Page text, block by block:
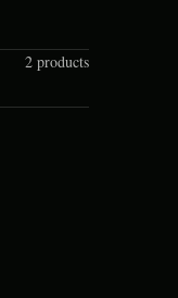
2 products